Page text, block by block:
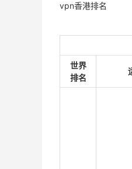
vpn香港排名
世界
排名